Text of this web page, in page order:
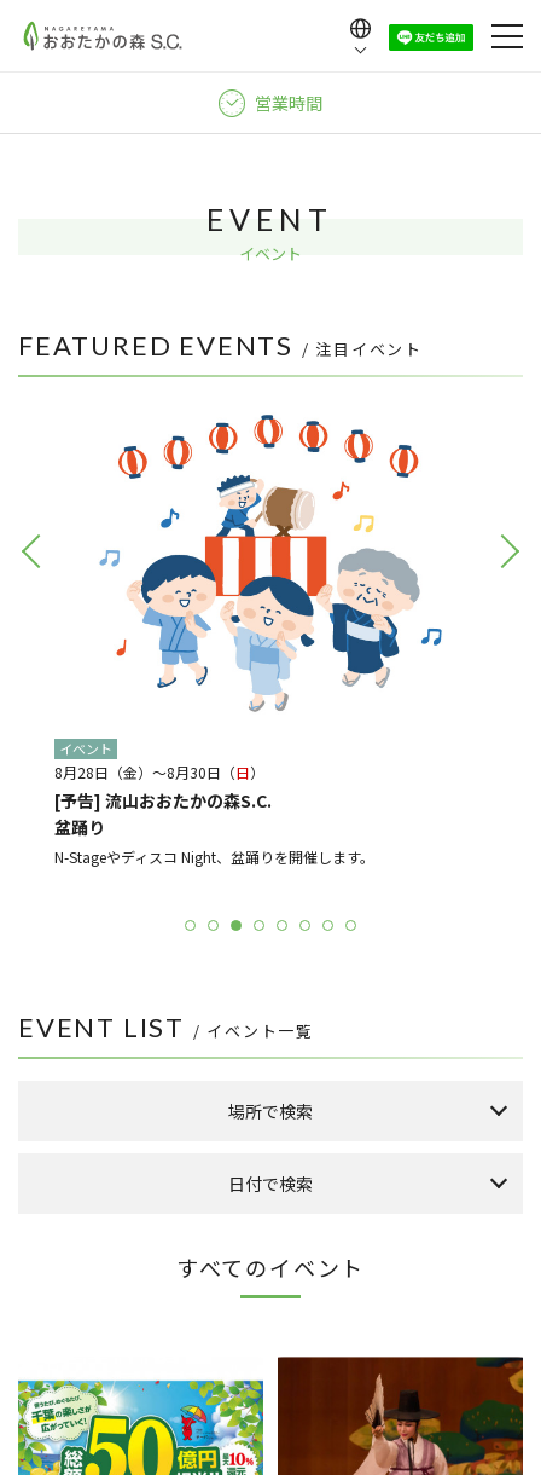
営業時間
EVENT
イベント
FEATURED EVENTS / 注目イベント
イベント
8月28日（金）～8月30日（日）
[予告] 流山おおたかの森S.C.
盆踊り
N-Stageやディスコ Night、盆踊りを開催します。
EVENT LIST / イベント一覧
場所で検索
本館 1F ウエストプラザ （タカシマヤフードメゾン側吹き抜け）
その他
全件表示
日付で検索
2026年 8月
2
3 4
9
11 12 14
15
16
17 18 19 21
22
23
24 25 26 28
29
すべてのイベント